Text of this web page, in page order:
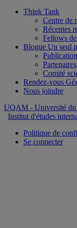
Think Tank
Centre de
Récentes
Fellows
Blogue Un seul
Partenaires
Comité
Rendez-vous
Nous joindre
UQAM - Université
Institut d'études
Politique de
Se connecter